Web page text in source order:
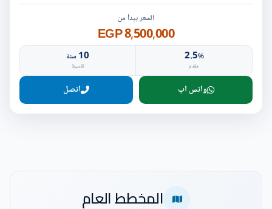
السعر يبدأ من
8,500,000 EGP
2.5%
مقدم
10 سنة
تقسيط
واتس اب اتصل
المخطط العام